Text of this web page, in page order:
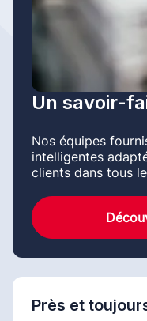
Un savoir-
Nos équipes
intelligentes
clients dans tous
Près et